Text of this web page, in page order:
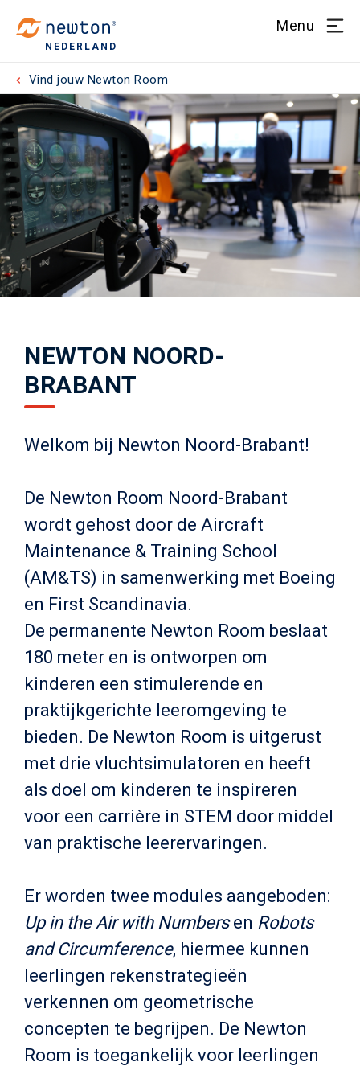
NEDERLAND
Menu
Vind jouw Newton Room
NEWTON NOORD-
BRABANT
Welkom bij Newton Noord-Brabant!
De Newton Room Noord-Brabant
wordt gehost door de Aircraft
Maintenance & Training School
(AM&TS) in samenwerking met Boeing
en First Scandinavia.
De permanente Newton Room beslaat
180 meter en is ontworpen om
kinderen een stimulerende en
praktijkgerichte leeromgeving te
bieden. De Newton Room is uitgerust
met drie vluchtsimulatoren en heeft
als doel om kinderen te inspireren
voor een carrière in STEM door middel
van praktische leerervaringen.
Er worden twee modules aangeboden:
Up in the Air with Numbersen Robots
and Circumference, hiermee kunnen
leerlingen rekenstrategieën
verkennen om geometrische
concepten te begrijpen. De Newton
Room is toegankelijk voor leerlingen